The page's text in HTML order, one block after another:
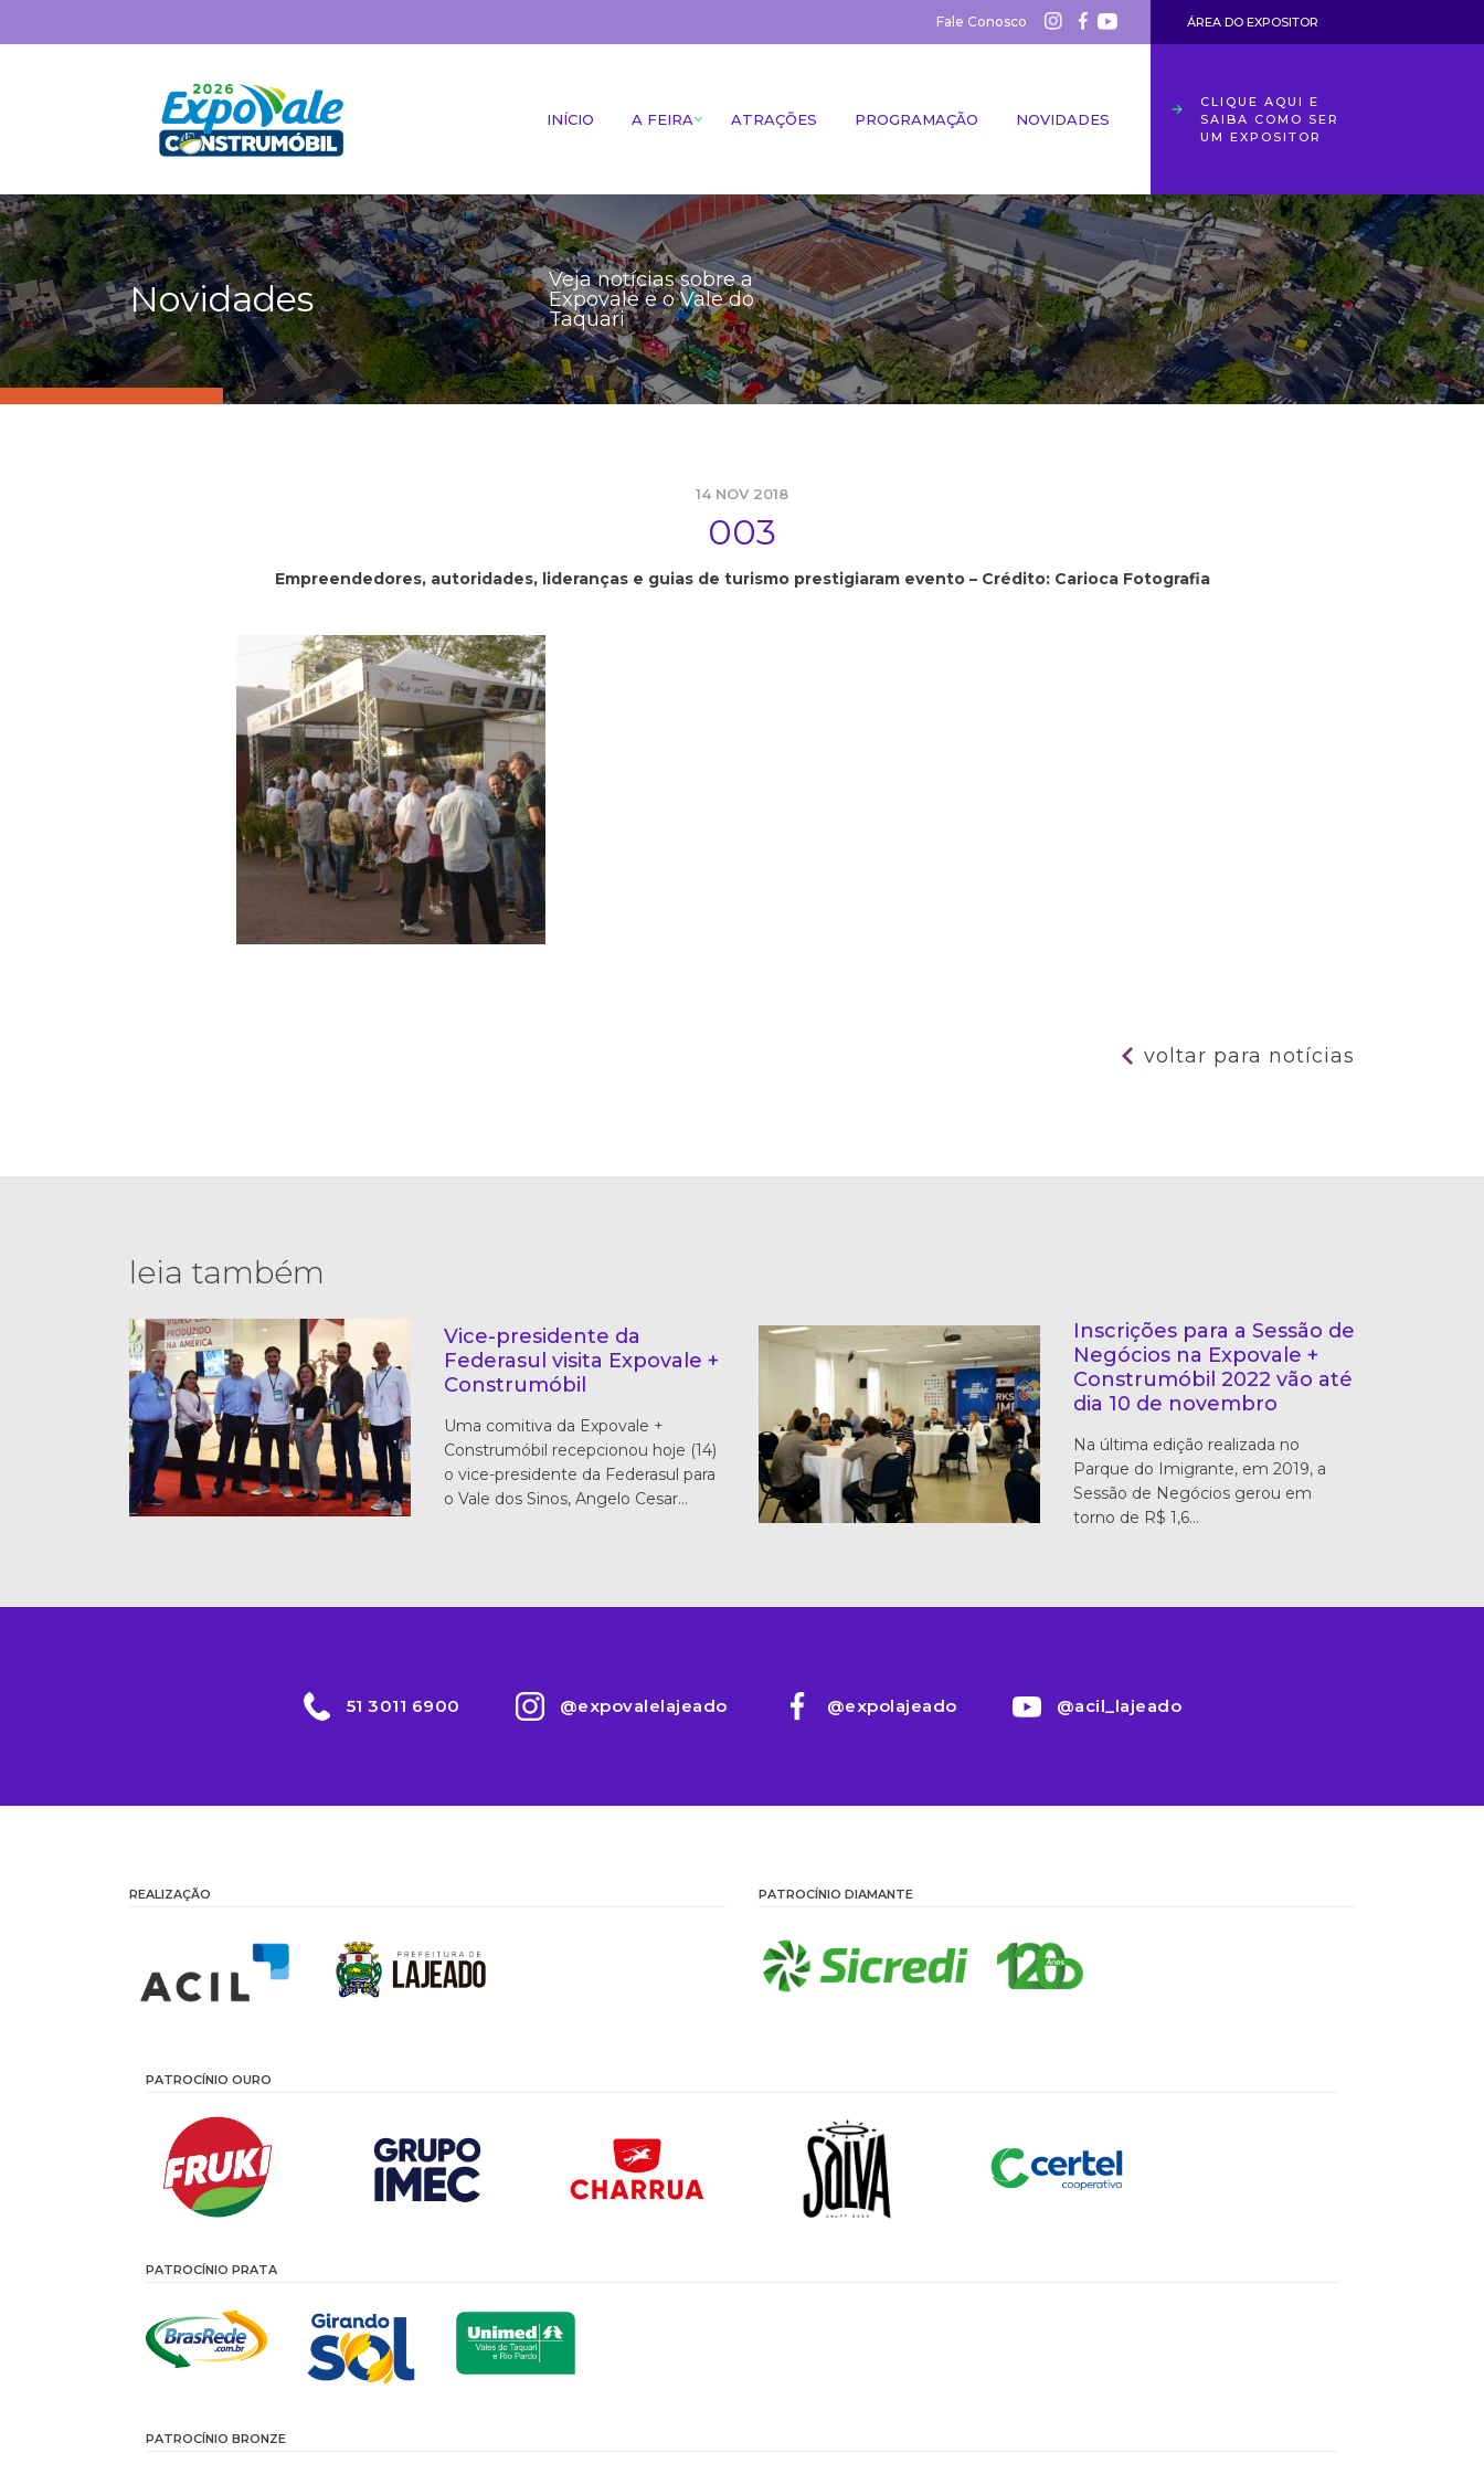
Fale Conosco ÁREA DO EXPOSITOR
INÍCIO A FEIRA ATRAÇÕES PROGRAMAÇÃO NOVIDADES
CLIQUE AQUI E
SAIBA COMO SER
UM EXPOSITOR
Novidades
Veja notícias sobre a
Expovale e o Vale do
Taquari
14 NOV 2018
003
Empreendedores, autoridades, lideranças e guias de turismo prestigiaram evento – Crédito: Carioca Fotografia
voltar para notícias
leia também
Vice-presidente da
Federasul visita Expovale +
Construmóbil
Uma comitiva da Expovale +
Construmóbil recepcionou hoje (14)
o vice-presidente da Federasul para
o Vale dos Sinos, Angelo Cesar…
Inscrições para a Sessão de
Negócios na Expovale +
Construmóbil 2022 vão até
dia 10 de novembro
Na última edição realizada no
Parque do Imigrante, em 2019, a
Sessão de Negócios gerou em
torno de R$ 1,6…
51 3011 6900 @expovalelajeado @expolajeado @acil_lajeado
REALIZAÇÃO PATROCÍNIO DIAMANTE
PATROCÍNIO OURO
PATROCÍNIO PRATA
PATROCÍNIO BRONZE